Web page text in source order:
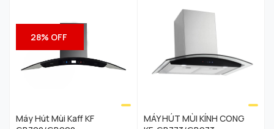
28% OFF
Máy Hút Mùi Kaff KF
MÁY HÚT MÙI KÍNH CONG